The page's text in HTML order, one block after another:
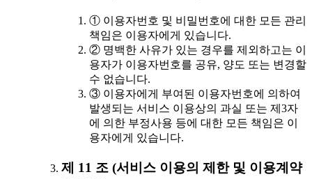
① 이용자번호 및 비밀번호에 대한 모든 관리
책임은 이용자에게 있습니다.
② 명백한 사유가 있는 경우를 제외하고는 이
용자가 이용자번호를 공유, 양도 또는 변경할
수 없습니다.
③ 이용자에게 부여된 이용자번호에 의하여
발생되는 서비스 이용상의 과실 또는 제3자
에 의한 부정사용 등에 대한 모든 책임은 이
용자에게 있습니다.
제 11 조 (서비스 이용의 제한 및 이용계약